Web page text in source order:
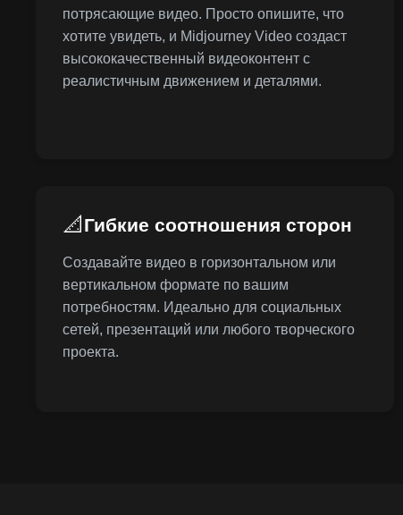
потрясающие видео. Просто опишите, что
хотите увидеть, и Midjourney Video создаст
высококачественный видеоконтент с
реалистичным движением и деталями.
📐 Гибкие соотношения сторон
Создавайте видео в горизонтальном или
вертикальном формате по вашим
потребностям. Идеально для социальных
сетей, презентаций или любого творческого
проекта.